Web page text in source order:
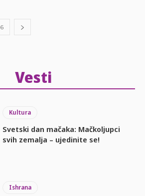
6
Vesti
Kultura
Svetski dan mačaka: Mačkoljupci
svih zemalja – ujedinite se!
Ishrana